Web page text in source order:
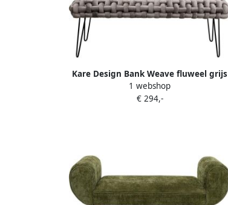
Kare Design Bank Weave fluweel grijs
1 webshop
€ 294,-